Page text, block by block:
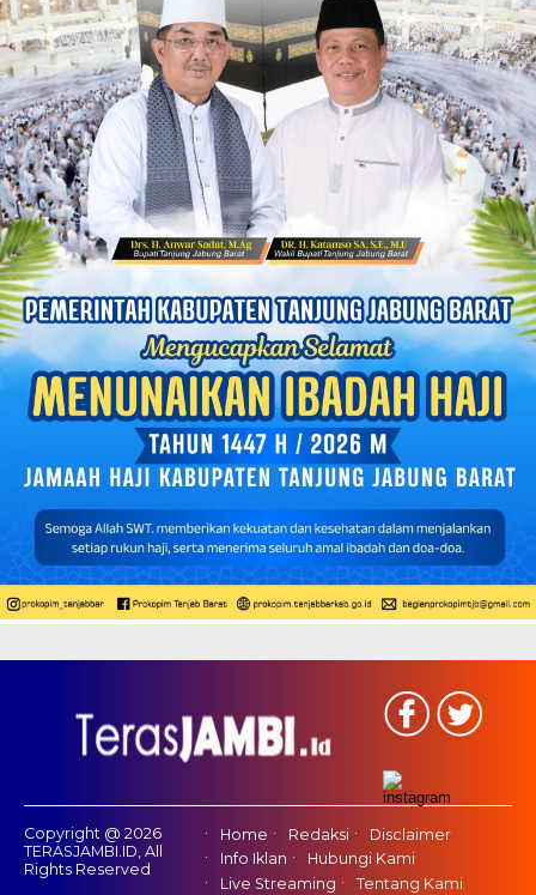
Copyright @ 2026
TERASJAMBI.ID, All
Rights Reserved
Home Redaksi
Disclaimer
Info Iklan
Hubungi Kami
Live Streaming
Tentang Kami